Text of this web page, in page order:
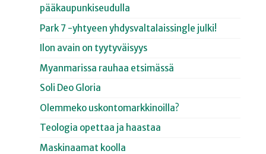
pääkaupunkiseudulla
Park 7 -yhtyeen yhdysvaltalaissingle julki!
Ilon avain on tyytyväisyys
Myanmarissa rauhaa etsimässä
Soli Deo Gloria
Olemmeko uskontomarkkinoilla?
Teologia opettaa ja haastaa
Maskinaamat koolla